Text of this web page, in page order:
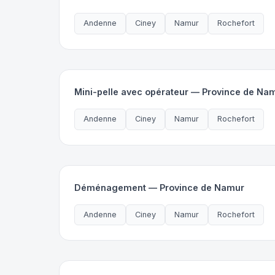
Andenne Ciney Namur Rochefort
Mini-pelle avec opérateur — Province de
Andenne Ciney Namur Rochefort
Déménagement — Province de Namur
Andenne Ciney Namur Rochefort